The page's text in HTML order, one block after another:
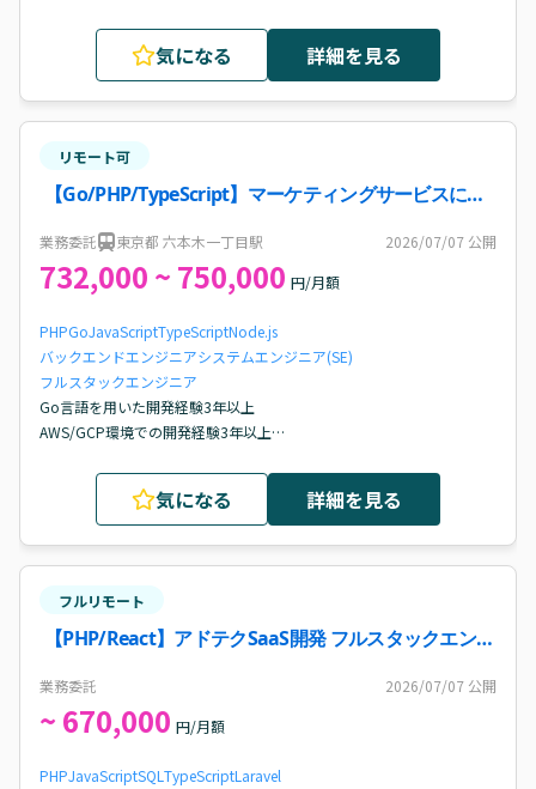
外部システムとの連携経験
Gitを活用したチーム開発経験
気になる 詳細を見る
リモート可
【Go/PHP/TypeScript】マーケティングサービスに関
業務委託 東京都 六本木一丁目駅 2026/07/07 公開
732,000 ~ 750,000 円/月額
PHPGoJavaScriptTypeScriptNode.js
バックエンドエンジニアシステムエンジニア(SE)
フルスタックエンジニア
Go言語を用いた開発経験3年以上
AWS/GCP環境での開発経験3年以上
高負荷Webアプリの運用保守経験
DBのチューニングやパフォーマンス向上の経験
コードレビューの経験
気になる 詳細を見る
フルリモート
【PHP/React】アドテクSaaS開発 フルスタックエンジ
業務委託 2026/07/07 公開
~ 670,000 円/月額
PHPJavaScriptSQL TypeScriptLaravel